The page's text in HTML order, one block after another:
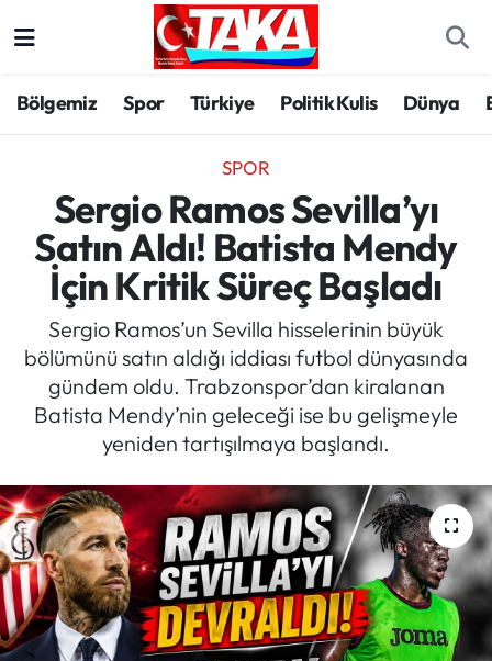
Bölgemiz Spor Türkiye Politik Kulis Dünya
SPOR
Sergio Ramos Sevilla’yı
Satın Aldı! Batista Mendy
İçin Kritik Süreç Başladı
Sergio Ramos’un Sevilla hisselerinin büyük
bölümünü satın aldığı iddiası futbol dünyasında
gündem oldu. Trabzonspor’dan kiralanan
Batista Mendy’nin geleceği ise bu gelişmeyle
yeniden tartışılmaya başlandı.
Spor
Türkiye
Kültür/Sanat
Politika
Politik Kulis
Dünya
Mektup Galeri
Röportaj
Manşet
Trabzon Hava Durumu
Trabzon Trafik Yoğunluk Haritası
Süper Lig Puan Durumu ve Fikstür
Tüm Manşetler
Son Dakika Haberleri
Haber Arşivi